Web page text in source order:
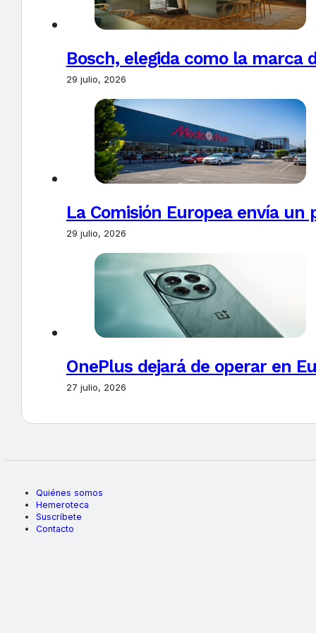
Bosch, elegida como la marca
29 julio, 2026
La Comisión Europea envía un
29 julio, 2026
OnePlus dejará de operar en
27 julio, 2026
Quiénes somos
Hemeroteca
Suscríbete
Contacto